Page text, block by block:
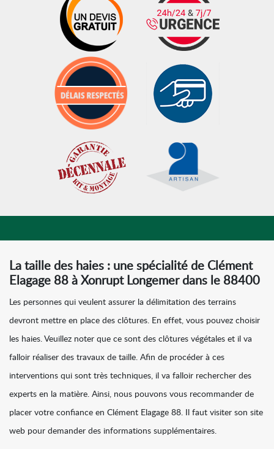
La taille des haies : une spécialité de Clément
Elagage 88 à Xonrupt Longemer dans le 88400
Les personnes qui veulent assurer la délimitation des terrains
devront mettre en place des clôtures. En effet, vous pouvez choisir
les haies. Veuillez noter que ce sont des clôtures végétales et il va
falloir réaliser des travaux de taille. Afin de procéder à ces
interventions qui sont très techniques, il va falloir rechercher des
experts en la matière. Ainsi, nous pouvons vous recommander de
placer votre confiance en Clément Elagage 88. Il faut visiter son site
web pour demander des informations supplémentaires.